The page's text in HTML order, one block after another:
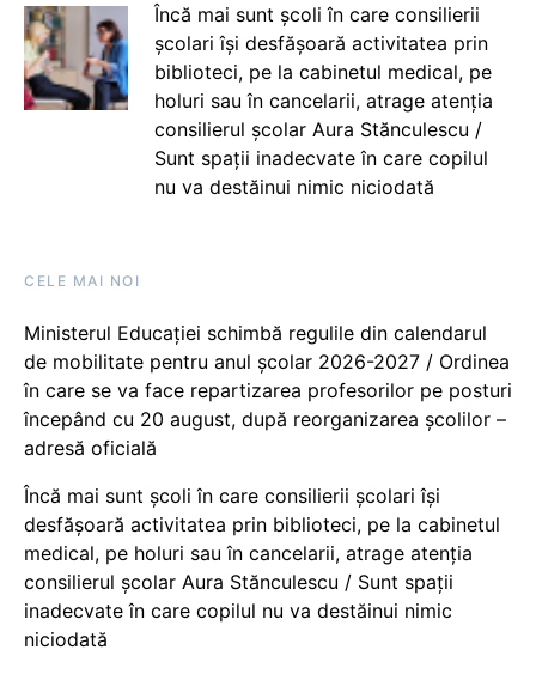
Încă mai sunt școli în care consilierii
școlari își desfășoară activitatea prin
biblioteci, pe la cabinetul medical, pe
holuri sau în cancelarii, atrage atenția
consilierul școlar Aura Stănculescu /
Sunt spații inadecvate în care copilul
nu va destăinui nimic niciodată
CELE MAI NOI
Ministerul Educației schimbă regulile din calendarul
de mobilitate pentru anul școlar 2026-2027 / Ordinea
în care se va face repartizarea profesorilor pe posturi
începând cu 20 august, după reorganizarea școlilor –
adresă oficială
Încă mai sunt școli în care consilierii școlari își
desfășoară activitatea prin biblioteci, pe la cabinetul
medical, pe holuri sau în cancelarii, atrage atenția
consilierul școlar Aura Stănculescu / Sunt spații
inadecvate în care copilul nu va destăinui nimic
niciodată